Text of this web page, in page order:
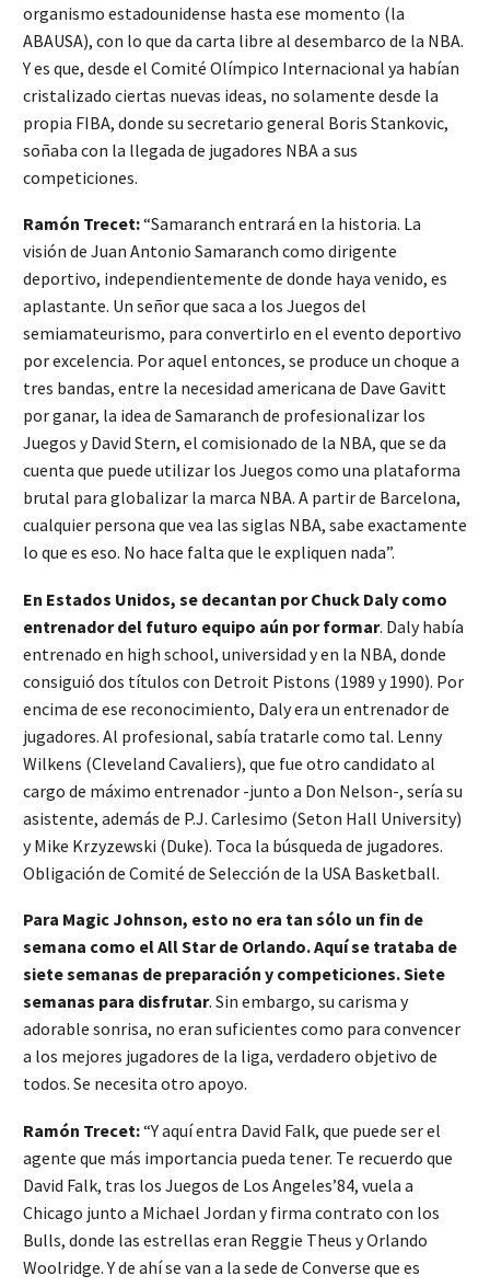
organismo estadounidense hasta ese momento (la
ABAUSA), con lo que da carta libre al desembarco de la NBA.
Y es que, desde el Comité Olímpico Internacional ya habían
cristalizado ciertas nuevas ideas, no solamente desde la
propia FIBA, donde su secretario general Boris Stankovic,
soñaba con la llegada de jugadores NBA a sus
competiciones.
Ramón Trecet:“Samaranch entrará en la historia. La
visión de Juan Antonio Samaranch como dirigente
deportivo, independientemente de donde haya venido, es
aplastante. Un señor que saca a los Juegos del
semiamateurismo, para convertirlo en el evento deportivo
por excelencia. Por aquel entonces, se produce un choque a
tres bandas, entre la necesidad americana de Dave Gavitt
por ganar, la idea de Samaranch de profesionalizar los
Juegos y David Stern, el comisionado de la NBA, que se da
cuenta que puede utilizar los Juegos como una plataforma
brutal para globalizar la marca NBA. A partir de Barcelona,
cualquier persona que vea las siglas NBA, sabe exactamente
lo que es eso. No hace falta que le expliquen nada”.
En Estados Unidos, se decantan por Chuck Daly como
entrenador del futuro equipo aún por formar. Daly había
entrenado en high school, universidad y en la NBA, donde
consiguió dos títulos con Detroit Pistons (1989 y 1990). Por
encima de ese reconocimiento, Daly era un entrenador de
jugadores. Al profesional, sabía tratarle como tal. Lenny
Wilkens (Cleveland Cavaliers), que fue otro candidato al
cargo de máximo entrenador -junto a Don Nelson-, sería su
asistente, además de P.J. Carlesimo (Seton Hall University)
y Mike Krzyzewski (Duke). Toca la búsqueda de jugadores.
Obligación de Comité de Selección de la USA Basketball.
Para Magic Johnson, esto no era tan sólo un fin de
semana como el All Star de Orlando. Aquí se trataba de
siete semanas de preparación y competiciones. Siete
semanas para disfrutar. Sin embargo, su carisma y
adorable sonrisa, no eran suficientes como para convencer
a los mejores jugadores de la liga, verdadero objetivo de
todos. Se necesita otro apoyo.
Ramón Trecet:“Y aquí entra David Falk, que puede ser el
agente que más importancia pueda tener. Te recuerdo que
David Falk, tras los Juegos de Los Angeles’84, vuela a
Chicago junto a Michael Jordan y firma contrato con los
Bulls, donde las estrellas eran Reggie Theus y Orlando
Woolridge. Y de ahí se van a la sede de Converse que es